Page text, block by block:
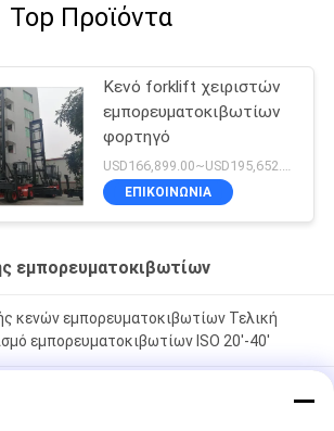
Top Προϊόντα
Κενό forklift χειριστών
εμπορευματοκιβωτίων
φορτηγό
USD166,899.00~USD195,652.00 / unit MOQ:1 μονάδα
ΕΠΙΚΟΙΝΩΝΙΑ
εμπορευματοκιβωτίων
κενών εμπορευματοκιβωτίων Τελική
εμπορευματοκιβωτίων ISO 20'-40'
Άξονας οδήγησης Άδειος χειριστής
για εκφόρτωση 71400 Kgs